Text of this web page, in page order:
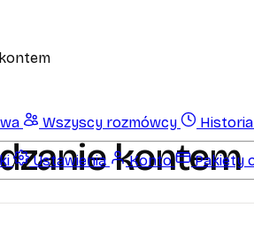
Wszyscy rozmówcy
Ustawienia Konto Pakiety
kontem